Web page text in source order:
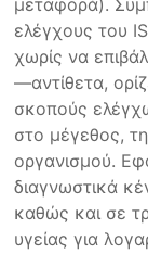
μεταφορά).
ελέγχους του
χωρίς να
—αντίθετα,
σκοπούς
στο μέγεθος,
οργανισμού.
διαγνωστικά
καθώς και σε
υγείας για